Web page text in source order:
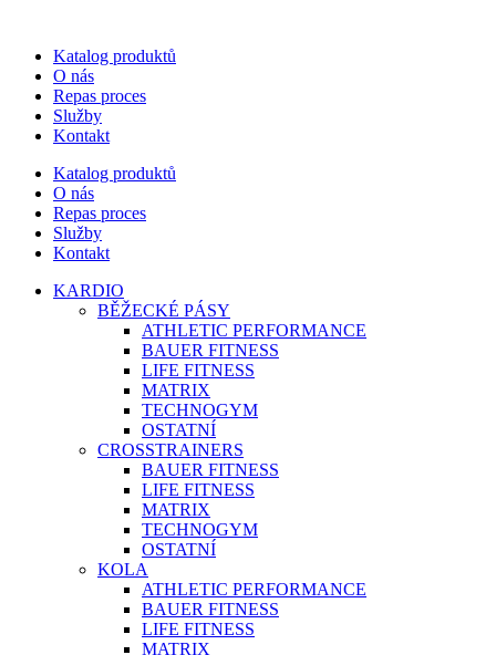
Katalog produktů
O nás
Repas proces
Služby
Kontakt
Katalog produktů
O nás
Repas proces
Služby
Kontakt
KARDIO
BĚŽECKÉ PÁSY
ATHLETIC PERFORMANCE
BAUER FITNESS
LIFE FITNESS
MATRIX
TECHNOGYM
OSTATNÍ
CROSSTRAINERS
BAUER FITNESS
LIFE FITNESS
MATRIX
TECHNOGYM
OSTATNÍ
KOLA
ATHLETIC PERFORMANCE
BAUER FITNESS
LIFE FITNESS
MATRIX